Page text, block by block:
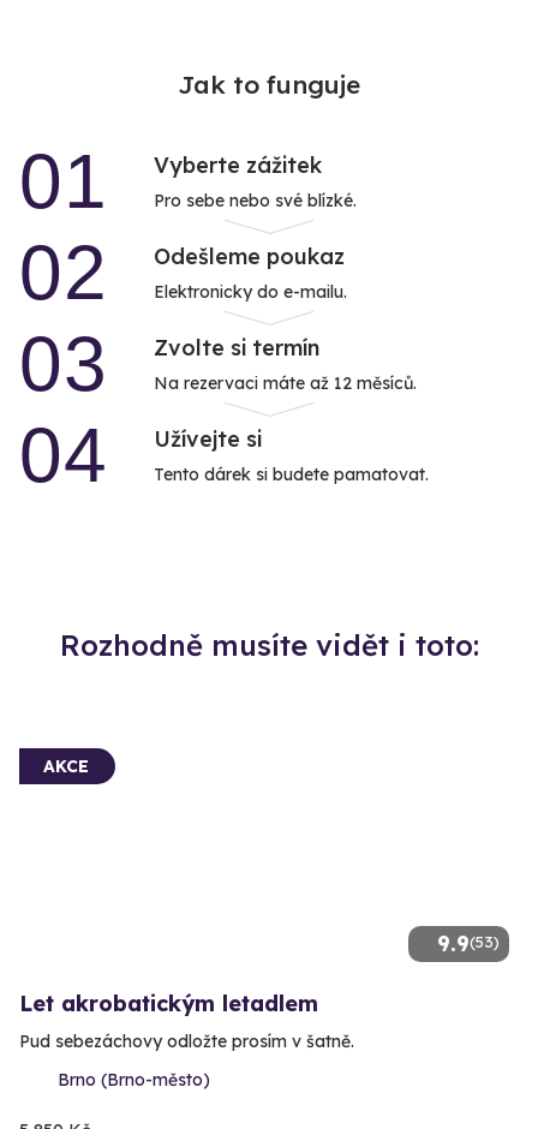
Jak to funguje
01 Vyberte zážitek
Pro sebe nebo své blízké.
02 Odešleme poukaz
Elektronicky do e-mailu.
03 Zvolte si termín
Na rezervaci máte až 12 měsíců.
04 Užívejte si
Tento dárek si budete pamatovat.
Rozhodně musíte vidět i toto:
9.9(53)
AKCE
Let akrobatickým letadlem
Pud sebezáchovy odložte prosím v šatně.
Brno (Brno-město)